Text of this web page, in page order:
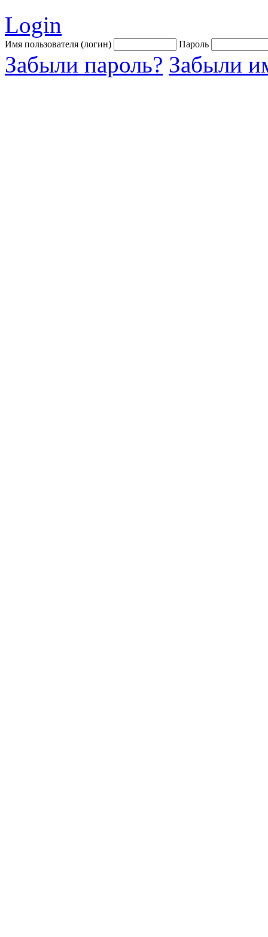
Login
Имя пользователя (логин) Пароль
Забыли пароль? Забыли